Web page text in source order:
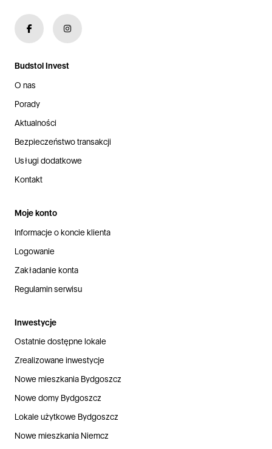
Budstol Invest
O nas
Porady
Aktualności
Bezpieczeństwo transakcji
Usługi dodatkowe
Kontakt
Moje konto
Informacje o koncie klienta
Logowanie
Zakładanie konta
Regulamin serwisu
Inwestycje
Ostatnie dostępne lokale
Zrealizowane inwestycje
Nowe mieszkania Bydgoszcz
Nowe domy Bydgoszcz
Lokale użytkowe Bydgoszcz
Nowe mieszkania Niemcz